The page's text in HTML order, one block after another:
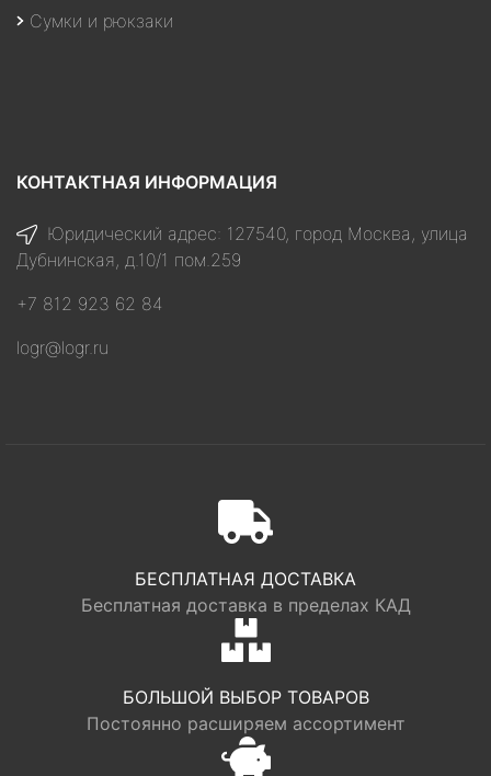
Сумки и рюкзаки
КОНТАКТНАЯ ИНФОРМАЦИЯ
Юридический адрес: 127540, город Москва, улица
Дубнинская, д.10/1 пом.259
+7 812 923 62 84
logr@logr.ru
БЕСПЛАТНАЯ ДОСТАВКА
Бесплатная доставка в пределах КАД
БОЛЬШОЙ ВЫБОР ТОВАРОВ
Постоянно расширяем ассортимент